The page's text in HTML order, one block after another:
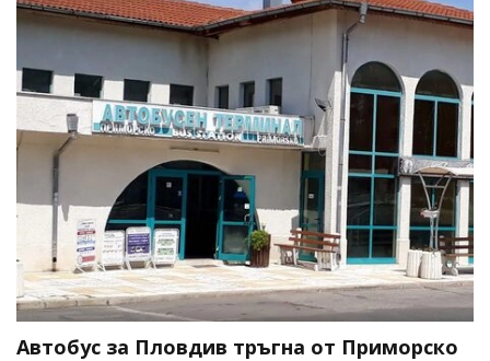
Автобус за Пловдив тръгна от Приморско